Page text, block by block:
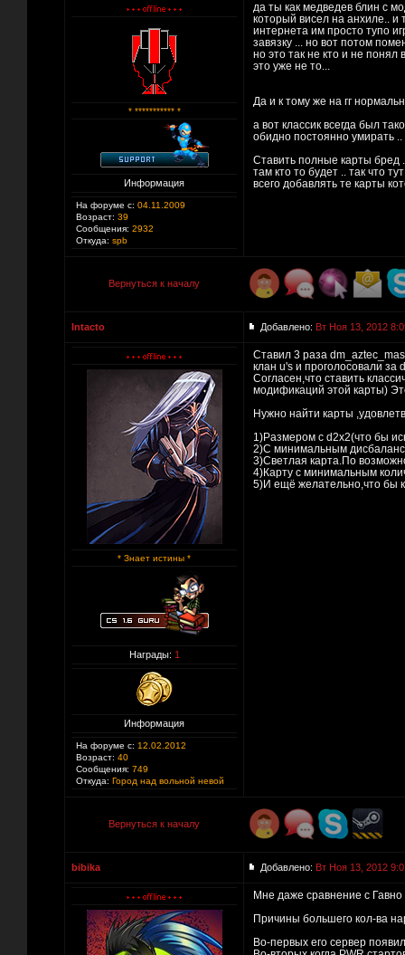
* *********** *
Информация
На форуме с: 04.11.2009
Возраст: 39
Сообщения: 2932
Откуда: spb
да ты как медведев блин с
который висел на анхиле..
интернета им просто тупо
завязку ... но вот потом
но это так не кто и не
это уже не то...
Да и к тому же на гг
а вот классик всегда был
обидно постоянно умирать ..
Ставить полные карты бред
там кто то будет .. так что
всего добавлять те карты
Вернуться к началу
Intacto Добавлено: Вт Ноя 13, 2012
* Знает истины *
Награды: 1
Информация
На форуме с: 12.02.2012
Возраст: 40
Сообщения: 749
Откуда: Город над вольной невой
Ставил 3 раза
клан u's и проголосовали за
Согласен,что ставить
модификаций этой карты)
Нужно найти карты
1)Размером с d2x2(что бы
2)С минимальным
3)Светлая карта.По
4)Карту с минимальным
5)И ещё желательно,что бы
Вернуться к началу
bibika Добавлено: Вт Ноя 13, 2012
Мне даже сравнение с
Причины большего кол-ва
Во-первых его сервер